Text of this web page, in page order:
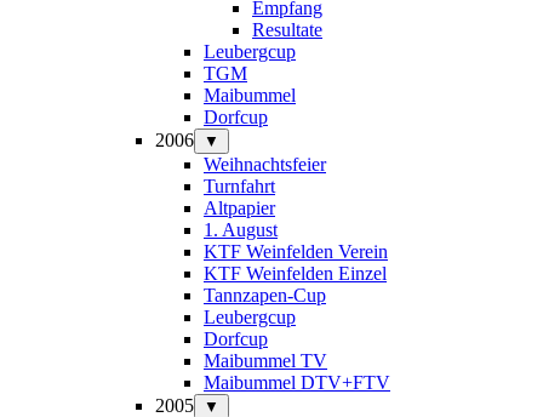
Empfang
Resultate
Leubergcup
TGM
Maibummel
Dorfcup
2006
▼
Weihnachtsfeier
Turnfahrt
Altpapier
1. August
KTF Weinfelden Verein
KTF Weinfelden Einzel
Tannzapen-Cup
Leubergcup
Dorfcup
Maibummel TV
Maibummel DTV+FTV
2005
▼